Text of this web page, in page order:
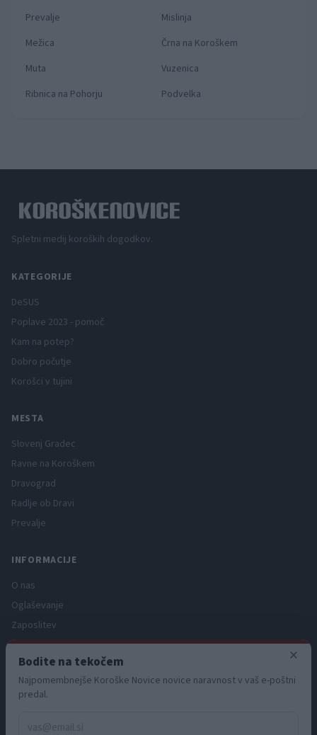
Prevalje
Mislinja
Mežica
Črna na Koroškem
Muta
Vuzenica
Ribnica na Pohorju
Podvelka
Spletni medij koroških dogodkov.
KATEGORIJE
DeSUS
Poplave 2023 - pomoč
Kam na potep?
Dobro počutje
Korošci v tujini
MESTA
Slovenj Gradec
Ravne na Koroškem
Dravograd
Radlje ob Dravi
Prevalje
INFORMACIJE
O nas
Oglaševanje
Zaposlitev
Pravno obvestilo
Zasebnost in piškotki
Storitve
Pogoji uporabe
×
Bodite na tekočem
Najpomembnejše Koroške Novice novice naravnost v vaš e-poštni
predal.